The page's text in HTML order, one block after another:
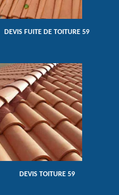
DEVIS FUITE DE TOITURE 59
DEVIS TOITURE 59